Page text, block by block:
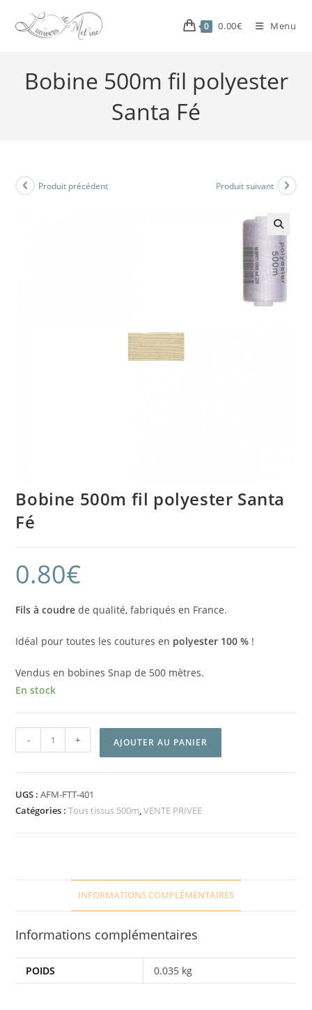
0 0.00€ Menu
Bobine 500m fil polyester
Santa Fé
Produit précédent Produit suivant
Bobine 500m fil polyester Santa
Fé
0.80€
Fils à coudre de qualité, fabriqués en France.
Idéal pour toutes les coutures en polyester 100 % !
Vendus en bobines Snap de 500 mètres.
En stock
- + AJOUTER AU PANIER
UGS :AFM-FTT-401
Catégories :Tous tissus 500m,VENTE PRIVEE
INFORMATIONS COMPLÉMENTAIRES
Informations complémentaires
POIDS 0.035 kg